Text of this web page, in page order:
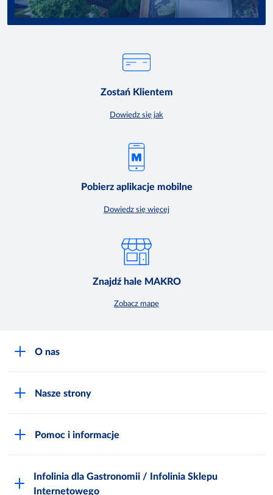
Zostań Klientem
Dowiedz się jak
Pobierz aplikacje mobilne
Dowiedz się więcej
Znajdź hale MAKRO
Zobacz mapę
O nas
Zgłoś naruszenie
Inspektor Ochrony Danych
Nasze strony
Polskie Skarby Kulinarne
Pomoc i informacje
FAQ
Infolinia dla Gastronomii / Infolinia Sklepu
Internetowego